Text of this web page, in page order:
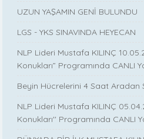
UZUN YAŞAMIN GENİ BULUNDU
LGS - YKS SINAVINDA HEYECAN
NLP Lideri Mustafa KILINÇ
Konukları” Programında CANLI
Beyin Hücrelerini 4 Saat Aradan
NLP Lideri Mustafa KILINÇ
Konukları'' Programında CANLI